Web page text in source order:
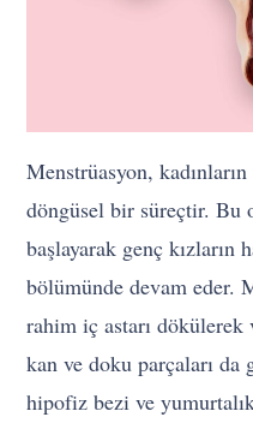
Menstrüasyon,
döngüsel bir süreçtir. Bu
başlayarak genç kızların
bölümünde devam eder.
rahim iç astarı dökülerek
kan ve doku parçaları
hipofiz bezi ve